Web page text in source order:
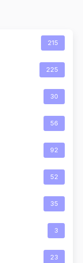
215
225
30
56
92
52
35
3
23